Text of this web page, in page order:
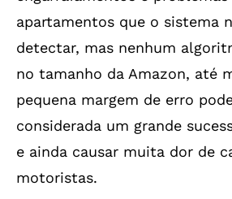
apartamentos que o sistema
detectar, mas nenhum
no tamanho da Amazon, até
pequena margem de erro
considerada um grande
e ainda causar muita dor de
motoristas.